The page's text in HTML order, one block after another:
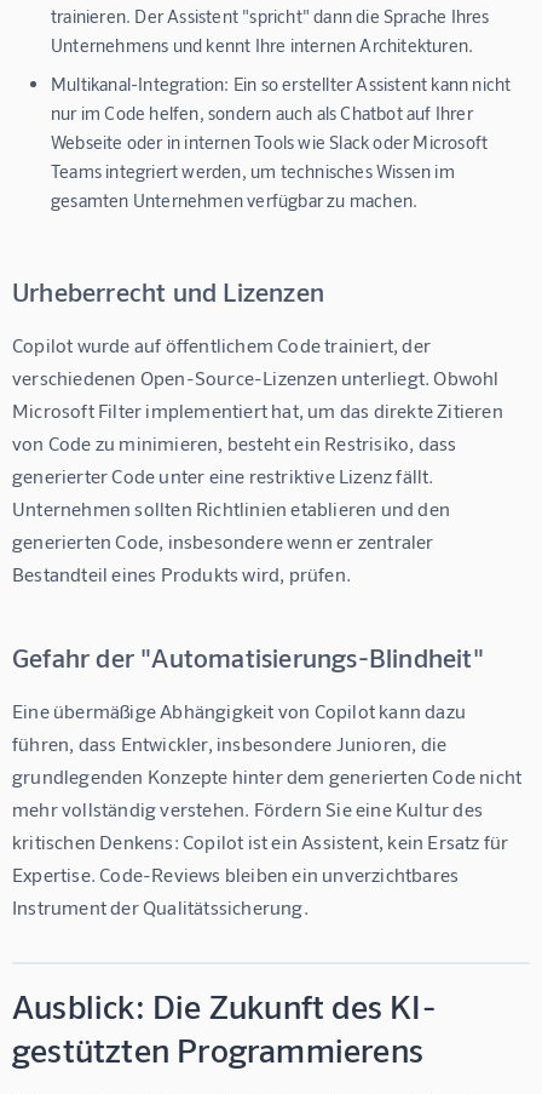
trainieren. Der Assistent "spricht" dann die Sprache Ihres
Unternehmens und kennt Ihre internen Architekturen.
Multikanal-Integration: Ein so erstellter Assistent kann nicht
nur im Code helfen, sondern auch als Chatbot auf Ihrer
Webseite oder in internen Tools wie Slack oder Microsoft
Teams integriert werden, um technisches Wissen im
gesamten Unternehmen verfügbar zu machen.
Urheberrecht und Lizenzen
Copilot wurde auf öffentlichem Code trainiert, der
verschiedenen Open-Source-Lizenzen unterliegt. Obwohl
Microsoft Filter implementiert hat, um das direkte Zitieren
von Code zu minimieren, besteht ein Restrisiko, dass
generierter Code unter eine restriktive Lizenz fällt.
Unternehmen sollten Richtlinien etablieren und den
generierten Code, insbesondere wenn er zentraler
Bestandteil eines Produkts wird, prüfen.
Gefahr der "Automatisierungs-Blindheit"
Eine übermäßige Abhängigkeit von Copilot kann dazu
führen, dass Entwickler, insbesondere Junioren, die
grundlegenden Konzepte hinter dem generierten Code nicht
mehr vollständig verstehen. Fördern Sie eine Kultur des
kritischen Denkens: Copilot ist ein Assistent, kein Ersatz für
Expertise. Code-Reviews bleiben ein unverzichtbares
Instrument der Qualitätssicherung.
Ausblick: Die Zukunft des KI-
gestützten Programmierens